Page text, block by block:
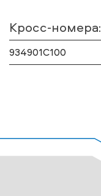
Кросс-номера:
934901C100